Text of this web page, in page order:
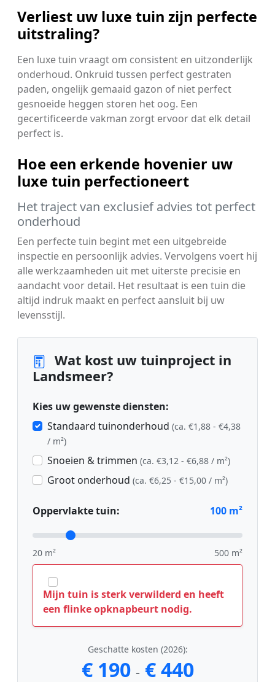
Verliest uw luxe tuin zijn perfecte
uitstraling?
Een luxe tuin vraagt om consistent en uitzonderlijk
onderhoud. Onkruid tussen perfect gestraten
paden, ongelijk gemaaid gazon of niet perfect
gesnoeide heggen storen het oog. Een
gecertificeerde vakman zorgt ervoor dat elk detail
perfect is.
Hoe een erkende hovenier uw
luxe tuin perfectioneert
Het traject van exclusief advies tot perfect
onderhoud
Een perfecte tuin begint met een uitgebreide
inspectie en persoonlijk advies. Vervolgens voert hij
alle werkzaamheden uit met uiterste precisie en
aandacht voor detail. Het resultaat is een tuin die
altijd indruk maakt en perfect aansluit bij uw
levensstijl.
Wat kost uw tuinproject in
Landsmeer?
Kies uw gewenste diensten:
Standaard tuinonderhoud (ca. €1,88 - €4,38
/ m²)
Snoeien & trimmen (ca. €3,12 - €6,88 / m²)
Groot onderhoud (ca. €6,25 - €15,00 / m²)
Oppervlakte tuin: 100 m²
20 m² 500 m²
Mijn tuin is sterk verwilderd en heeft
een flinke opknapbeurt nodig.
Geschatte kosten (2026):
€ 190 - € 440